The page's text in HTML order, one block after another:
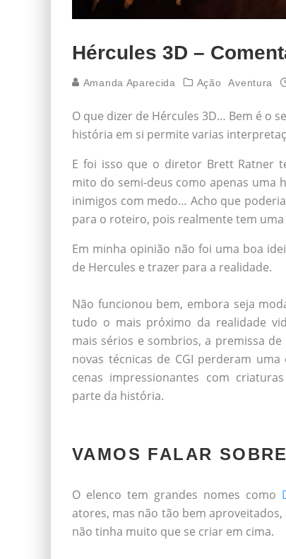
Hércules 3D –
Amanda Aparecida Ação Aventura
O que dizer de Hércules 3D… Bem é o
história em si permite varias
E foi isso que o diretor Brett Ratner
mito do semi-deus como apenas uma
inimigos com medo… Acho que
para o roteiro, pois realmente tem
Em minha opinião não foi uma boa
de Hercules e trazer para a realidade.
Não funcionou bem, embora seja
tudo o mais próximo da realidade
mais sérios e sombrios, a premissa
novas técnicas de CGI perderam
cenas impressionantes com
parte da história.
VAMOS FALAR
O elenco tem grandes nomes como
atores, mas não tão bem
não tinha muito que se criar em cima.